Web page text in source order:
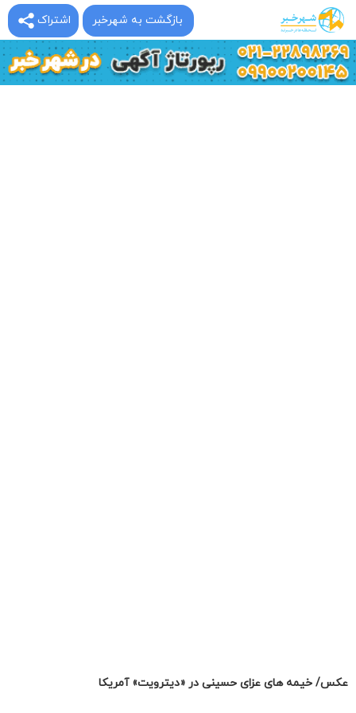
اشتراک بازگشت به شهرخبر
عکس/ خیمه های عزای حسینی در «دیترویت» آمریکا